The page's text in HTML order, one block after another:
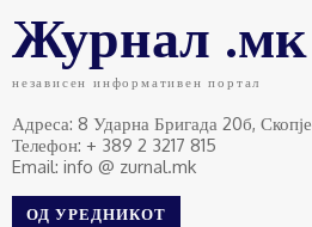
Журнал .мк
независен информативен портал
Адреса: 8 Ударна Бригада 20б, Скопје
Телефон: + 389 2 3217 815
Email: info @ zurnal.mk
ОД УРЕДНИКОТ